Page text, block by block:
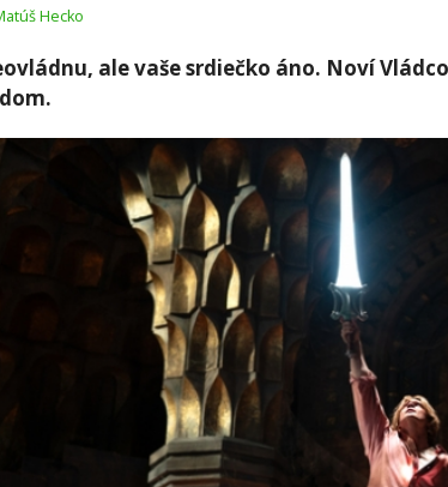
Hecko
ale vaše srdiečko áno. Noví